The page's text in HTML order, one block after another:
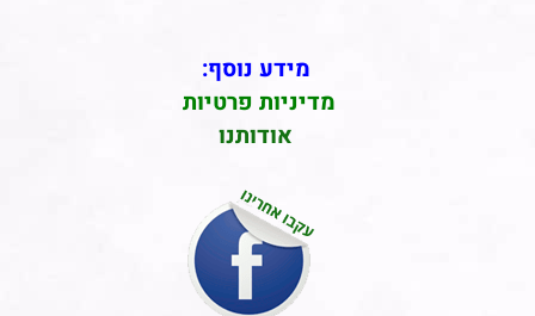
מידע נוסף:
מדיניות פרטיות
אודותנו